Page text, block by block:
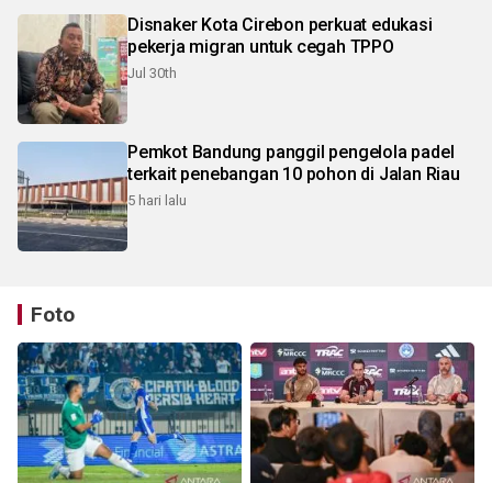
Disnaker Kota Cirebon perkuat edukasi
pekerja migran untuk cegah TPPO
Jul 30th
Pemkot Bandung panggil pengelola padel
terkait penebangan 10 pohon di Jalan Riau
5 hari lalu
Foto